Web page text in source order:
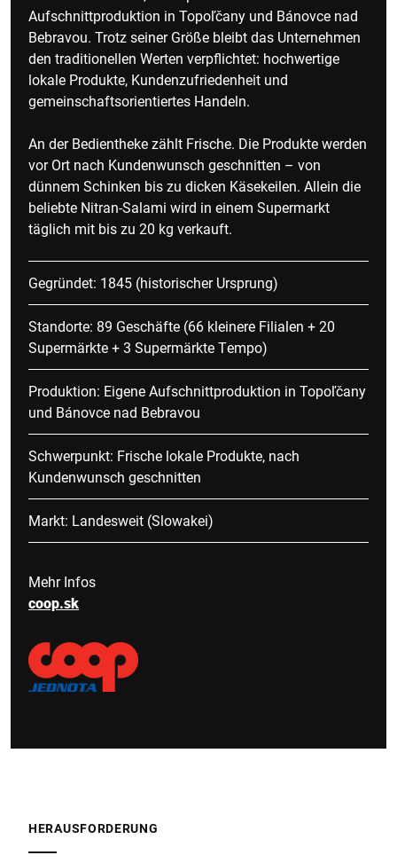
Aufschnittproduktion in Topoľčany und Bánovce nad
Bebravou. Trotz seiner Größe bleibt das Unternehmen
den traditionellen Werten verpflichtet: hochwertige
lokale Produkte, Kundenzufriedenheit und
gemeinschaftsorientiertes Handeln.
An der Bedientheke zählt Frische. Die Produkte werden
vor Ort nach Kundenwunsch geschnitten – von
dünnem Schinken bis zu dicken Käsekeilen. Allein die
beliebte Nitran-Salami wird in einem Supermarkt
täglich mit bis zu 20 kg verkauft.
Gegründet: 1845 (historischer Ursprung)
Standorte: 89 Geschäfte (66 kleinere Filialen + 20
Supermärkte + 3 Supermärkte Tempo)
Produktion: Eigene Aufschnittproduktion in Topoľčany
und Bánovce nad Bebravou
Schwerpunkt: Frische lokale Produkte, nach
Kundenwunsch geschnitten
Markt: Landesweit (Slowakei)
Mehr Infos
coop.sk
HERAUSFORDERUNG